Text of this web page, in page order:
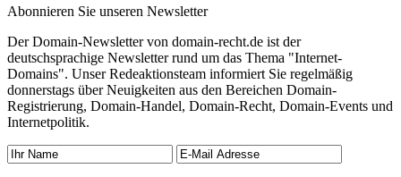
Abonnieren Sie unseren Newsletter
Der Domain-Newsletter von domain-recht.de ist der
deutschsprachige Newsletter rund um das Thema "Internet-
Domains". Unser Redeaktionsteam informiert Sie regelmäßig
donnerstags über Neuigkeiten aus den Bereichen Domain-
Registrierung, Domain-Handel, Domain-Recht, Domain-Events und
Internetpolitik.